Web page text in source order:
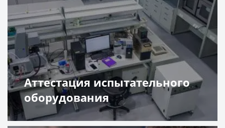
Аттестация испытательного
оборудования